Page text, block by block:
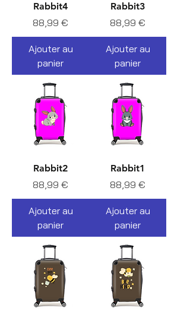
Rabbit4
Prix
88,99 €
Ajouter au
panier
Rabbit3
Prix
88,99 €
Ajouter au
panier
Rabbit2
Prix
88,99 €
Ajouter au
panier
Rabbit1
Prix
88,99 €
Ajouter au
panier